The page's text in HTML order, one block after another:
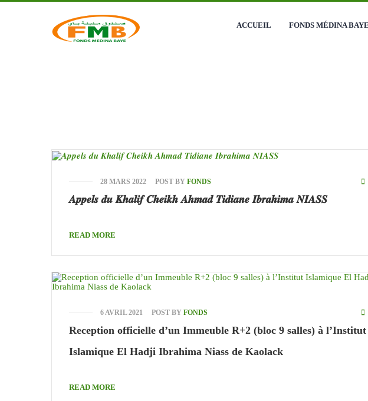
Medina Baye, Kaolack
ACCUEIL FONDS MÉDINA BAYE
28 MARS 2022 POST BY FONDS
𝑨𝒑𝒑𝒆𝒍𝒔 𝒅𝒖 𝑲𝒉𝒂𝒍𝒊𝒇 𝑪𝒉𝒆𝒊𝒌𝒉 𝑨𝒉𝒎𝒂𝒅 𝑻𝒊𝒅𝒊𝒂𝒏𝒆 𝑰𝒃𝒓𝒂𝒉𝒊𝒎𝒂 𝑵𝑰𝑨𝑺𝑺
READ MORE
6 AVRIL 2021 POST BY FONDS
Reception officielle d’un Immeuble R+2 (bloc 9 salles) à l’Institut
Islamique El Hadji Ibrahima Niass de Kaolack
READ MORE